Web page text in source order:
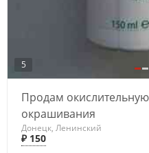
5
Продам
окрашивания
Донецк, Ленинский
₽ 150